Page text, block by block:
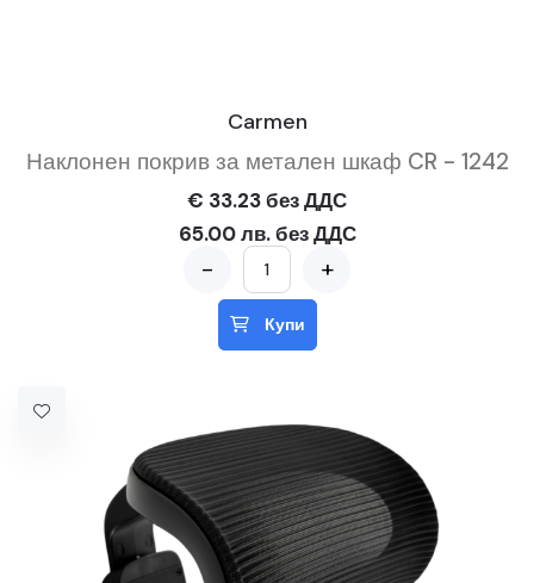
Carmen
Наклонен покрив за метален шкаф CR - 1242
€ 33.23 без ДДС
65.00 лв. без ДДС
- +
Купи